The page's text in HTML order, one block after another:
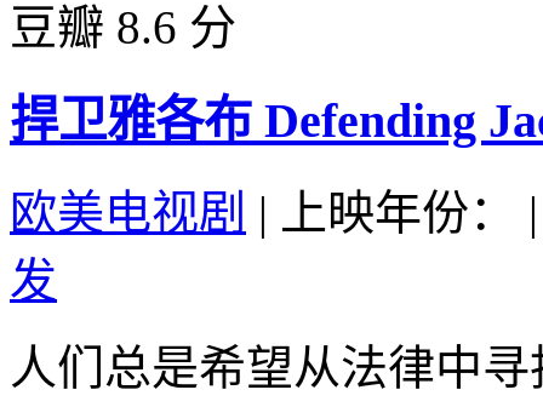
豆瓣 8.6 分
捍卫雅各布 Defending
欧美电视剧 | 上映年份：
|
发
人们总是希望从法律中